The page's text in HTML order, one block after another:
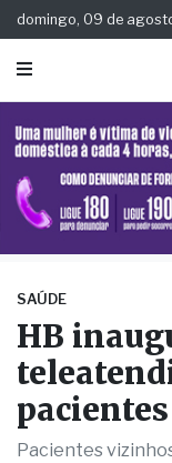
domingo, 09 de
SAÚDE
HB
Pacientes